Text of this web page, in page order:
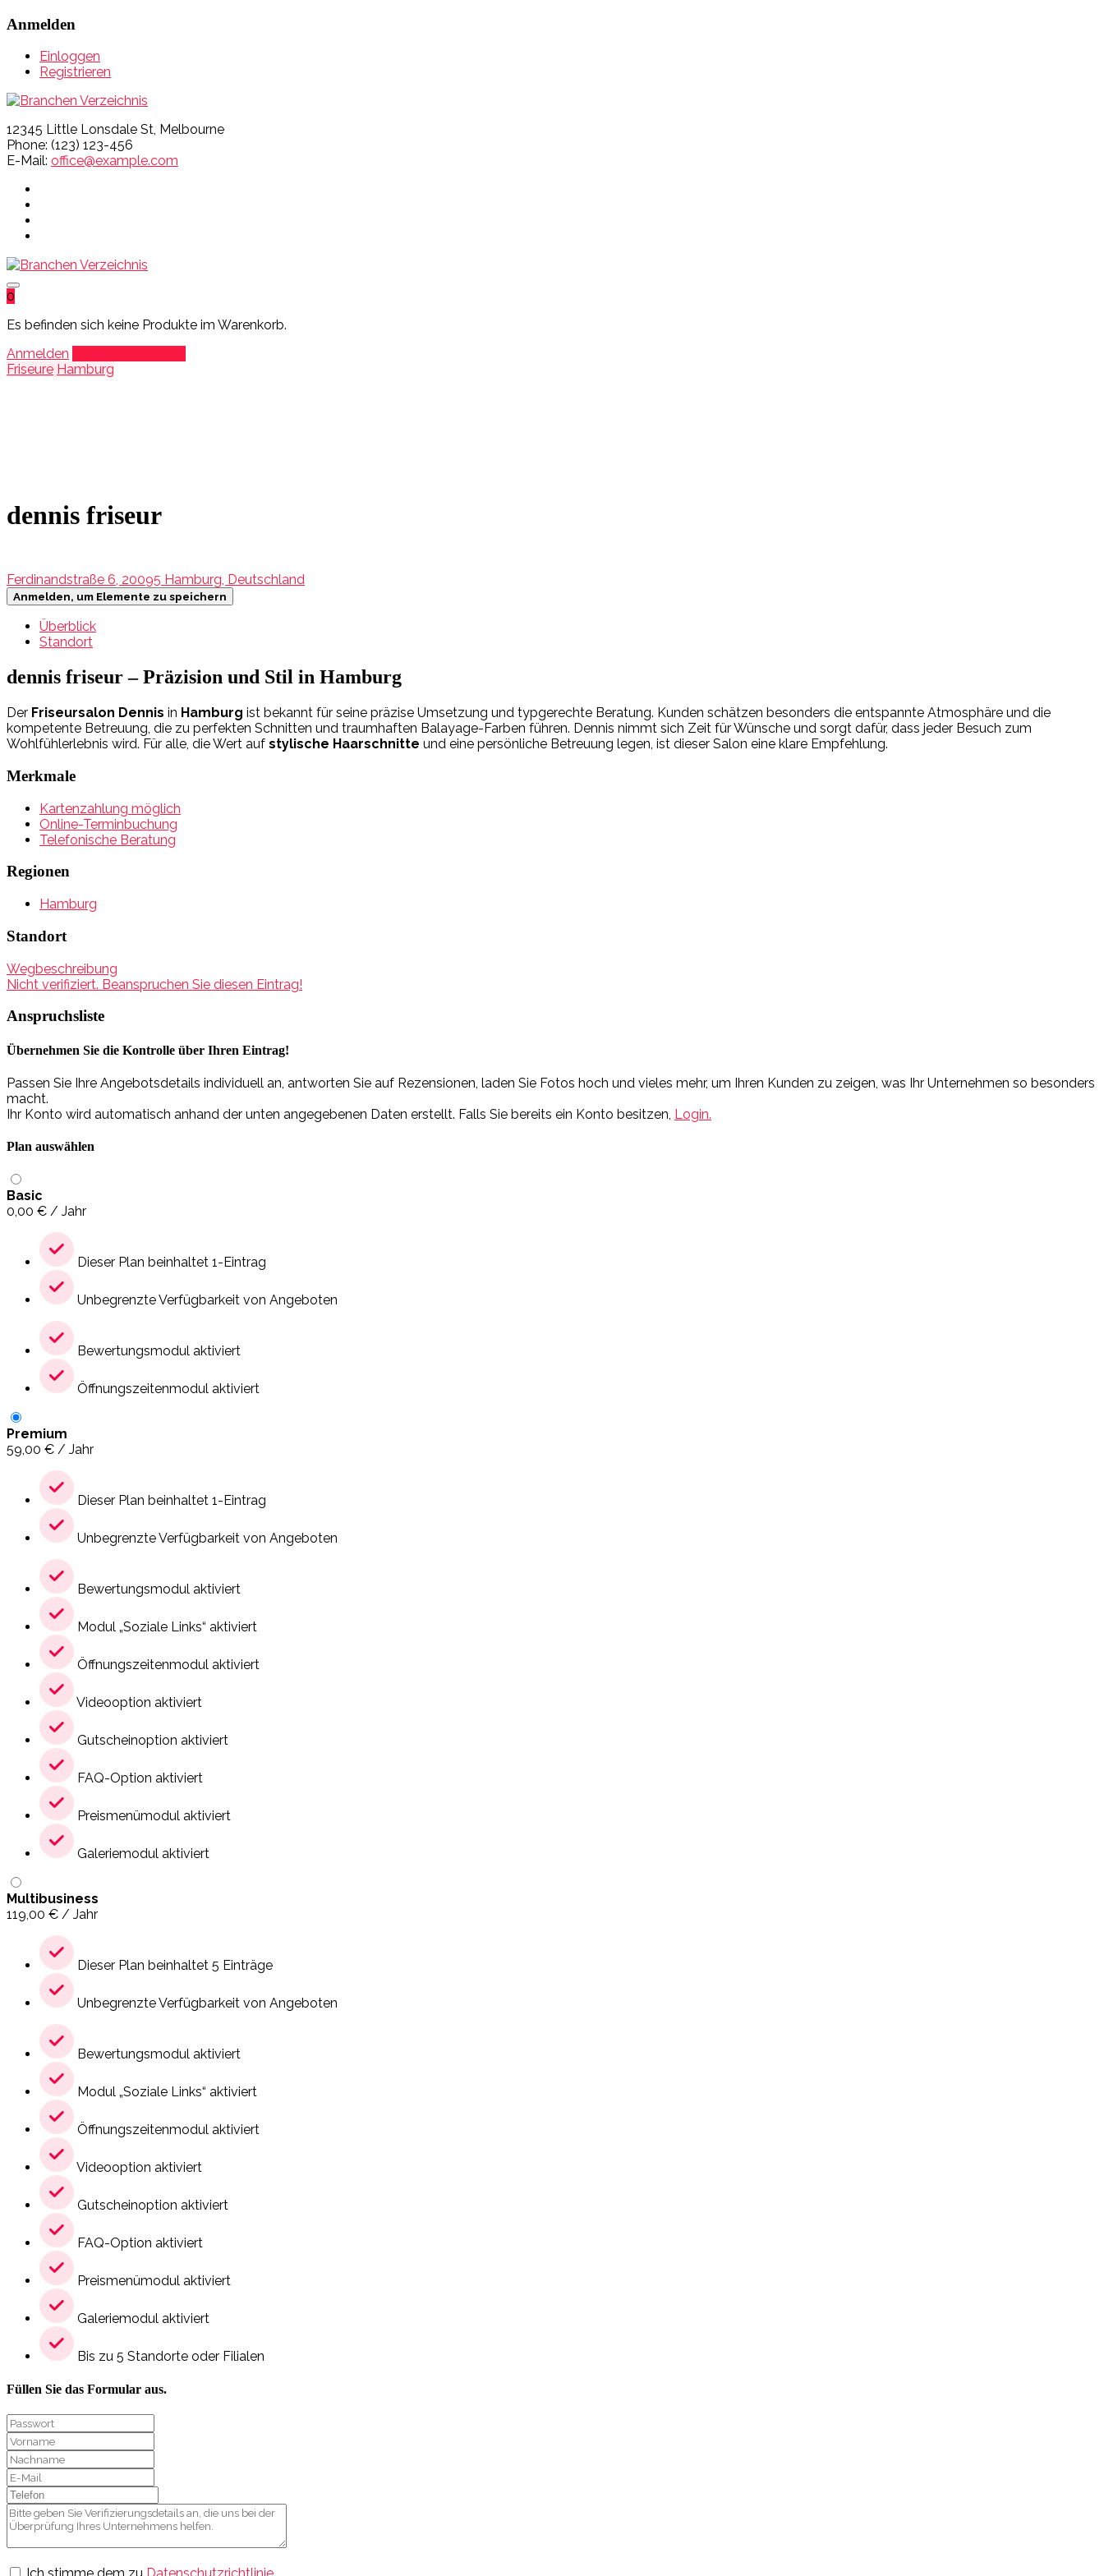
Anmelden
Einloggen
Registrieren
12345 Little Lonsdale St, Melbourne
Phone: (123) 123-456
E-Mail: office@example.com
0
Es befinden sich keine Produkte im Warenkorb.
Anmelden
Friseure Hamburg
dennis friseur
Ferdinandstraße 6, 20095 Hamburg, Deutschland
Anmelden, um Elemente zu speichern
Überblick
Standort
dennis friseur – Präzision und Stil in Hamburg
Der Friseursalon Dennis in Hamburg ist bekannt für seine präzise Umsetzung und typgerechte Beratung. Kunden schätzen besonders die entspannte Atmosphäre und die
kompetente Betreuung, die zu perfekten Schnitten und traumhaften Balayage-Farben führen. Dennis nimmt sich Zeit für Wünsche und sorgt dafür, dass jeder Besuch zum
Wohlfühlerlebnis wird. Für alle, die Wert auf stylische Haarschnitte und eine persönliche Betreuung legen, ist dieser Salon eine klare Empfehlung.
Merkmale
Kartenzahlung möglich
Online-Terminbuchung
Telefonische Beratung
Regionen
Hamburg
Standort
Wegbeschreibung
Nicht verifiziert. Beanspruchen Sie diesen Eintrag!
Anspruchsliste
Übernehmen Sie die Kontrolle über Ihren Eintrag!
Passen Sie Ihre Angebotsdetails individuell an, antworten Sie auf Rezensionen, laden Sie Fotos hoch und vieles mehr, um Ihren Kunden zu zeigen, was Ihr Unternehmen so besonders
macht.
Ihr Konto wird automatisch anhand der unten angegebenen Daten erstellt. Falls Sie bereits ein Konto besitzen, Login.
Plan auswählen
Basic
0,00 € / Jahr
Dieser Plan beinhaltet 1-Eintrag
Unbegrenzte Verfügbarkeit von Angeboten
Bewertungsmodul aktiviert
Öffnungszeitenmodul aktiviert
Premium
59,00 € / Jahr
Dieser Plan beinhaltet 1-Eintrag
Unbegrenzte Verfügbarkeit von Angeboten
Bewertungsmodul aktiviert
Modul „Soziale Links“ aktiviert
Öffnungszeitenmodul aktiviert
Videooption aktiviert
Gutscheinoption aktiviert
FAQ-Option aktiviert
Preismenümodul aktiviert
Galeriemodul aktiviert
Multibusiness
119,00 € / Jahr
Dieser Plan beinhaltet 5 Einträge
Unbegrenzte Verfügbarkeit von Angeboten
Bewertungsmodul aktiviert
Modul „Soziale Links“ aktiviert
Öffnungszeitenmodul aktiviert
Videooption aktiviert
Gutscheinoption aktiviert
FAQ-Option aktiviert
Preismenümodul aktiviert
Galeriemodul aktiviert
Bis zu 5 Standorte oder Filialen
Füllen Sie das Formular aus.